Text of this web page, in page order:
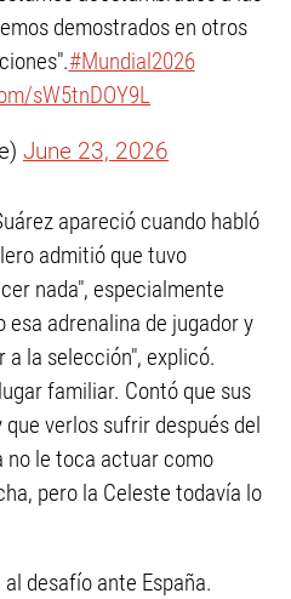
demostrados en otros
#Mundial2026
sW5tnDOY9L
June 23, 2026
apareció cuando habló
admitió que tuvo
nada", especialmente
esa adrenalina de jugador y
a la selección", explicó.
familiar. Contó que sus
verlos sufrir después del
no le toca actuar como
pero la Celeste todavía lo
desafío ante España.